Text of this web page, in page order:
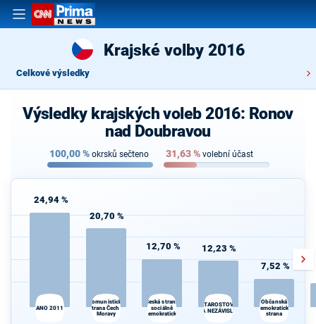
Krajské volby 2016
Celkové výsledky
Výsledky krajských voleb 2016: Ronov
nad Doubravou
100,00% okrsků sečteno 31,63% volební účast
24,94 %
ANO 2011
20,70 %
Komunistická
strana Čech a
Moravy
12,70 %
Česká strana
sociálně
demokratická
12,23 %
STAROSTOVÉ
A NEZÁVISLÍ
7,52 %
Občanská
demokratická
strana